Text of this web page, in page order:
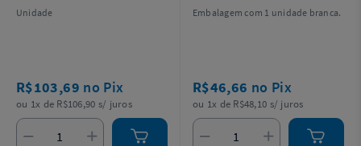
Unidade
R$103,69 no Pix
ou 1x de R$106,90 s/ juros
Embalagem com 1 unidade branca.
R$46,66 no Pix
ou 1x de R$48,10 s/ juros